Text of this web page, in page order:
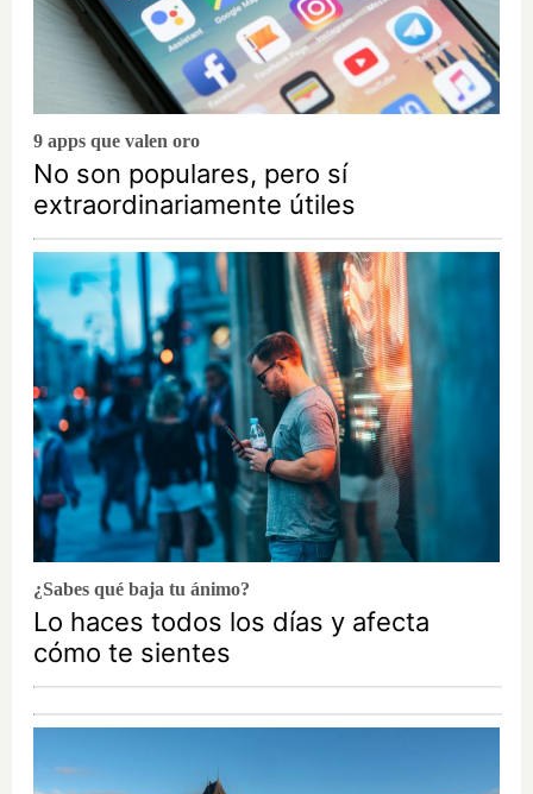
9 apps que valen oro
No son populares, pero sí
extraordinariamente útiles
¿Sabes qué baja tu ánimo?
Lo haces todos los días y afecta
cómo te sientes